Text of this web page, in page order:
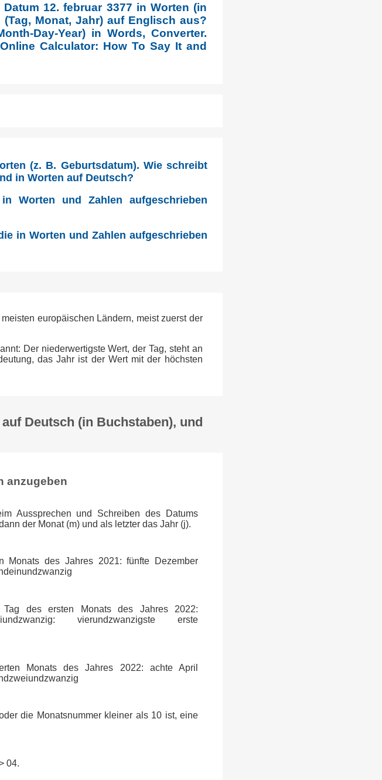
12. februar 3377 in Worten (in
Monat, Jahr) auf Englisch aus?
Day-Year) in Words, Converter.
Calculator: How To Say It and
(z. B. Geburtsdatum). Wie schreibt
in Worten auf Deutsch?
Worten und Zahlen aufgeschrieben
in Worten und Zahlen aufgeschrieben
europäischen Ländern, meist zuerst der
Der niederwertigste Wert, der Tag, steht an
das Jahr ist der Wert mit der höchsten
Deutsch (in Buchstaben), und
anzugeben
Aussprechen und Schreiben des Datums
der Monat (m) und als letzter das Jahr (j).
des Jahres 2021: fünfte Dezember
des ersten Monats des Jahres 2022:
vierundzwanzigste erste
Monats des Jahres 2022: achte April
die Monatsnummer kleiner als 10 ist, eine
04.